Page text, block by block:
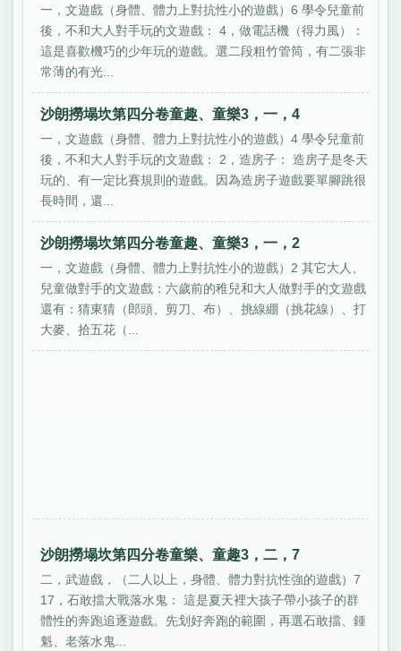
一，文遊戲（身體、體力上對抗性小的遊戲）6 學令兒童前
後，不和大人對手玩的文遊戲： 4，做電話機（得力風）：
這是喜歡機巧的少年玩的遊戲。選二段粗竹管筒，有二張非
常薄的有光...
沙朗撈塌坎第四分卷童趣、童樂3，一，4
一，文遊戲（身體、體力上對抗性小的遊戲）4 學令兒童前
後，不和大人對手玩的文遊戲： 2，造房子： 造房子是冬天
玩的、有一定比賽規則的遊戲。因為造房子遊戲要單腳跳很
長時間，還...
沙朗撈塌坎第四分卷童趣、童樂3，一，2
一，文遊戲（身體、體力上對抗性小的遊戲）2 其它大人、
兒童做對手的文遊戲：六歲前的稚兒和大人做對手的文遊戲
還有：猜東猜（郎頭、剪刀、布）、挑線綳（挑花線）、打
大麥、拾五花（...
沙朗撈塌坎第四分卷童樂、童趣3，二，7
二，武遊戲，（二人以上，身體、體力對抗性強的遊戲）7
17，石敢擋大戰落水鬼： 這是夏天裡大孩子帶小孩子的群
體性的奔跑追逐遊戲。先划好奔跑的範圍，再選石敢擋、鍾
魁、老落水鬼...